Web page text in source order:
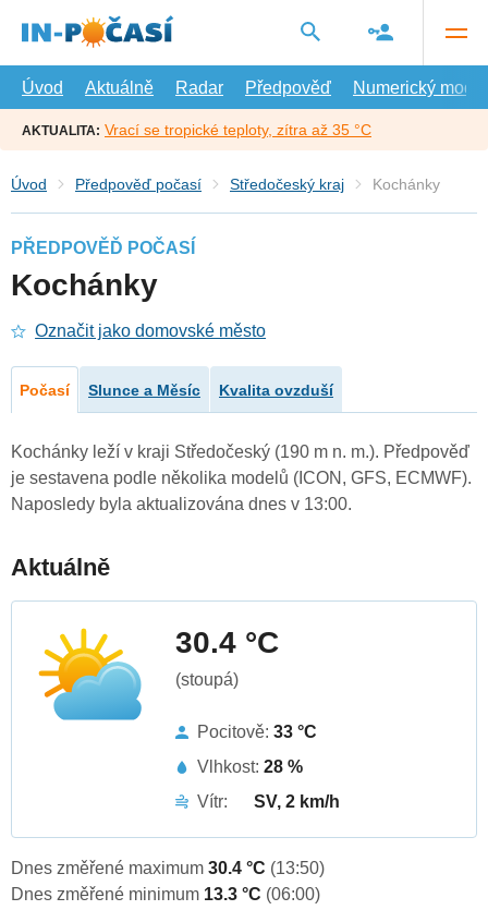
hlavní
Úvod
Aktuálně Radar Předpověď Numerický model
AKTUALITA: Vrací se tropické teploty, zítra až 35 °C
Úvod Předpověď počasí Středočeský kraj Kochánky
PŘEDPOVĚĎ POČASÍ
Kochánky
Označit jako domovské město
Počasí Slunce a Měsíc Kvalita ovzduší
Kochánky leží v kraji Středočeský (190 m n. m.). Předpověď
je sestavena podle několika modelů (ICON, GFS, ECMWF).
Naposledy byla aktualizována dnes v 13:00.
Aktuálně
30.4 °C
(stoupá)
Pocitově: 33 °C
Vlhkost: 28 %
Vítr:
SV, 2 km/h
Dnes změřené maximum 30.4 °C (13:50)
Dnes změřené minimum 13.3 °C (06:00)